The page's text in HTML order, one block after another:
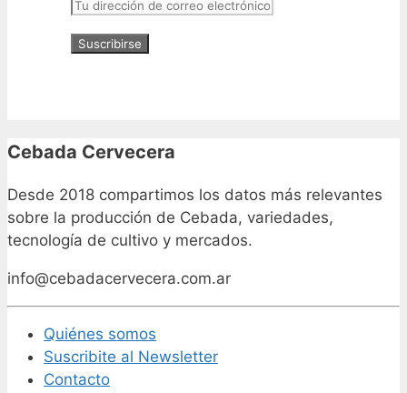
Cebada Cervecera
Desde 2018 compartimos los datos más relevantes
sobre la producción de Cebada, variedades,
tecnología de cultivo y mercados.
info@cebadacervecera.com.ar
Quiénes somos
Suscribite al Newsletter
Contacto